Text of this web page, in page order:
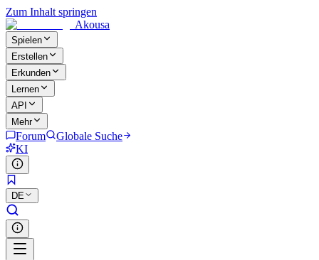
Zum Inhalt springen
Akousa
Spielen
Erstellen
Erkunden
Lernen
API
Mehr
Forum
Globale Suche
KI
DE